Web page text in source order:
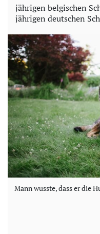
jährigen belgischen
jährigen deutschen
Mann wusste, dass er die